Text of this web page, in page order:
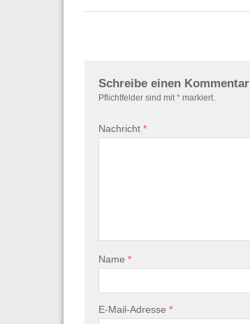
Schreibe einen Kommentar
Pflichtfelder sind mit * markiert.
Nachricht *
Name *
E-Mail-Adresse *